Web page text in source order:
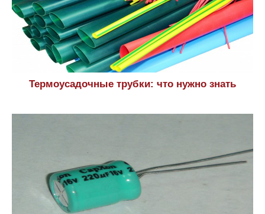
Термоусадочные трубки: что нужно знать